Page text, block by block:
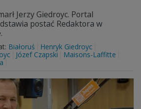
Jerzy Giedroyc. Portal
postać Redaktora w
Białoruś
Henryk Giedroyc
Józef Czapski
Maisons-Laffitte